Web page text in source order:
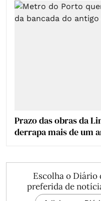
Prazo das obras da
derrapa mais de um
Escolha o
preferida de